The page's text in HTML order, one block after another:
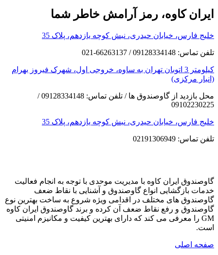
ایران کاوه، رمز آرامش خاطر شما
خلیج فارس، خیابان حیدری، نبش کوچه یازدهم، پلاک 35
تلفن تماس: 09128334148 / 66263137-021
کیلومتر 3 اتوبان تهران به ساوه، خروجی اول، شهرک فیروز بهرام
(انبار مرکزی)
محل بازدید از گاوصندوق ها / تلفن تماس: 09128334148 /
09102230225
خلیج فارس، خیابان حیدری، نبش کوچه یازدهم، پلاک 35
تلفن تماس: 02191306949
گاوصندوق ایران کاوه با مدیریت موحدی با توجه به انجام فعالیت
خدمات بازگشایی انواع گاوصندوق و آشنایی با نقاط ضعف
گاوصندوق های مختلف در اقدامی ویژه شروع به ساخت بهترین نوع
گاوصندوق و رفع نقاط ضعف آن کرده و برند گاوصندوق ایران کاوه
GM را معرفی می کند که دارای بهترین کیفیت و مکانیزم امنیتی
است.
صفحه اصلی